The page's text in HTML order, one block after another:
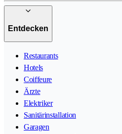
Entdecken
Restaurants
Hotels
Coiffeure
Ärzte
Elektriker
Sanitärinstallation
Garagen